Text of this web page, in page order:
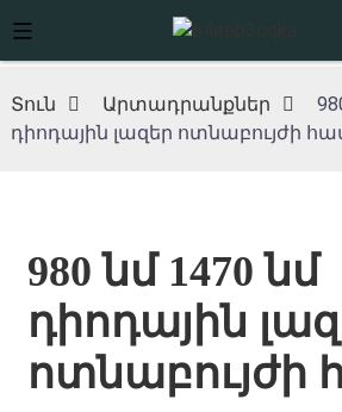
Տուն Արտադրանքներ
դիոդային լազեր ոտնաբույժի
980 նմ 1470 նմ
դիոդային
ոտնաբույժի